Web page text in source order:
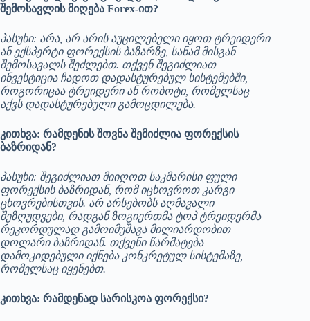
შემოსავლის მიღება Forex-ით?
პასუხი: არა, არ არის აუცილებელი იყოთ ტრეიდერი
ან ექსპერტი ფორექსის ბაზარზე, სანამ მისგან
შემოსავალს შეძლებთ. თქვენ შეგიძლიათ
ინვესტიცია ჩადოთ დადასტურებულ სისტემებში,
როგორიცაა ტრეიდერი ან რობოტი, რომელსაც
აქვს დადასტურებული გამოცდილება.
კითხვა: რამდენის შოვნა შემიძლია ფორექსის
ბაზრიდან?
პასუხი: შეგიძლიათ მიიღოთ საკმარისი ფული
ფორექსის ბაზრიდან, რომ იცხოვროთ კარგი
ცხოვრებისთვის. არ არსებობს აღმავალი
შეზღუდვები, რადგან ზოგიერთმა ტოპ ტრეიდერმა
რეკორდულად გამოიმუშავა მილიარდობით
დოლარი ბაზრიდან. თქვენი წარმატება
დამოკიდებული იქნება კონკრეტულ სისტემაზე,
რომელსაც იყენებთ.
კითხვა: რამდენად სარისკოა ფორექსი?